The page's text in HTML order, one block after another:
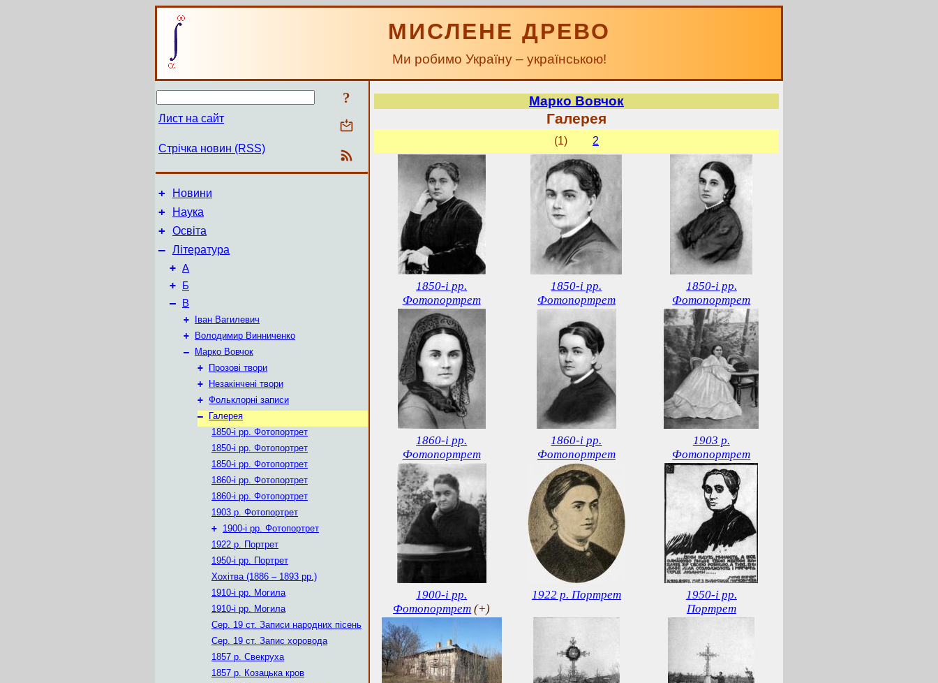
МИСЛЕНЕ ДРЕВО
Ми робимо Україну – українською!
?
Лист на сайт
Стрічка новин (RSS)
+ Новини
+ Наука
+ Освіта
– Література
+ А
+ Б
– В
+
Іван Вагилевич
+
Володимир Винниченко
–
Марко Вовчок
+
Прозові твори
+
Незакінчені твори
+ Фольклорні записи
–
Галерея
1850-і рр. Фотопортрет
1850-і рр. Фотопортрет
1850-і рр. Фотопортрет
1860-і рр. Фотопортрет
1860-і рр. Фотопортрет
1903 р. Фотопортрет
+ 1900-і рр. Фотопортрет
1922 р. Портрет
1950-і рр. Портрет
Хохітва (1886 – 1893 рр.)
1910-і рр. Могила
1910-і рр. Могила
Сер. 19 ст. Записи народних пісень
Сер. 19 ст. Запис хоровода
1857 р. Свекруха
1857 р. Козацька кров
Марко Вовчок
Галерея
(1) 2
1850-і рр.
Фотопортрет
1850-і рр.
Фотопортрет
1850-і рр.
Фотопортрет
1860-і рр.
Фотопортрет
1860-і рр.
Фотопортрет
1903 р.
Фотопортрет
1900-і рр.
Фотопортрет (+)
1922 р. Портрет
1950-і рр.
Портрет